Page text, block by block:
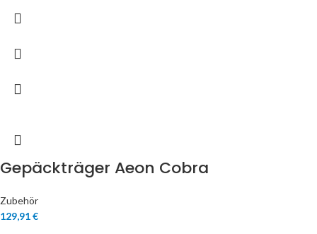
Gepäckträger Aeon Cobra
Zubehör
129,91€